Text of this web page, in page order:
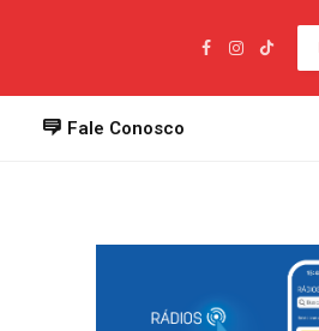
Facebook
Instagram
TikTok
Fale Conosco